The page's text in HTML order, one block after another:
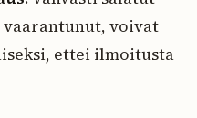
voivat
ettei ilmoitusta